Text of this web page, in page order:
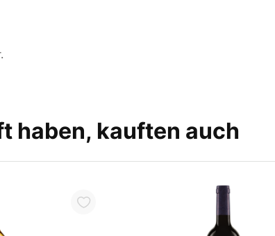
haben, kauften auch